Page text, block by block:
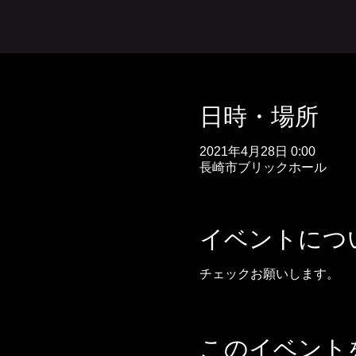
日時・場所
2021年4月28日 0:00
長崎市ブリックホール
イベントにつ
チェックお願いします。
このイベント